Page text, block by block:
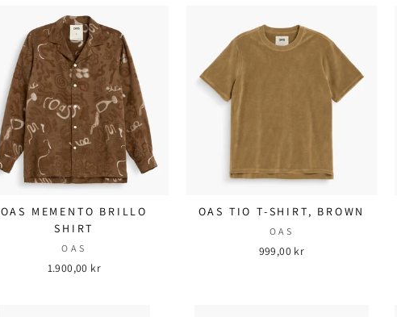
OAS MEMENTO BRILLO
SHIRT
OAS
1.900,00 kr
OAS TIO T-SHIRT, BROWN
OAS
999,00 kr